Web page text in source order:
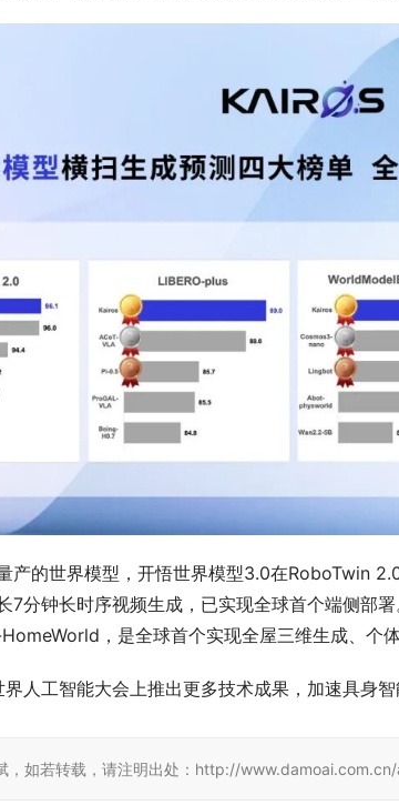
产的世界模型，开悟世界模型3.0在RoboTwin
7分钟长时序视频生成，已实现全球首个端侧部
，是全球首个实现全屋三维生成、个
人工智能大会上推出更多技术成果，加速具身智
，如若转载，请注明出处：http://